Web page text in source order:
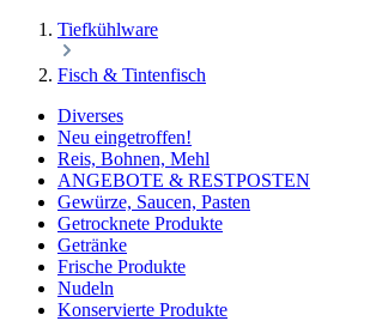
Tiefkühlware
Fisch & Tintenfisch
Diverses
Neu eingetroffen!
Reis, Bohnen, Mehl
ANGEBOTE & RESTPOSTEN
Gewürze, Saucen, Pasten
Getrocknete Produkte
Getränke
Frische Produkte
Nudeln
Konservierte Produkte